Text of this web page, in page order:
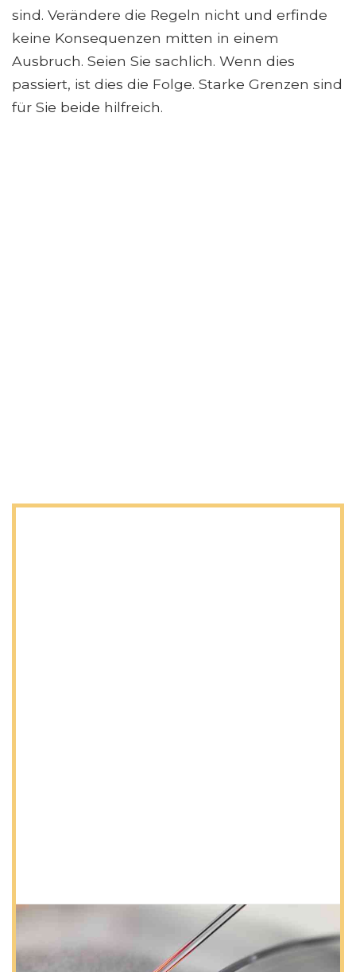
sind. Verändere die Regeln nicht und erfinde
keine Konsequenzen mitten in einem
Ausbruch. Seien Sie sachlich. Wenn dies
passiert, ist dies die Folge. Starke Grenzen sind
für Sie beide hilfreich.